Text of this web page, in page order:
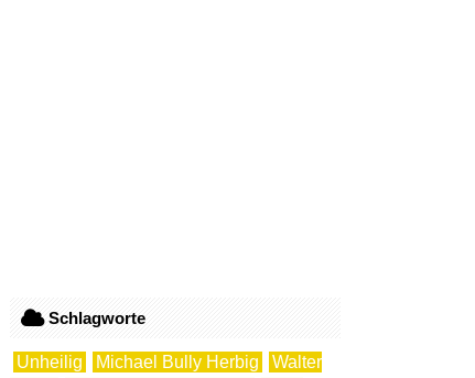
Schlagworte
Unheilig Michael Bully Herbig
Walter